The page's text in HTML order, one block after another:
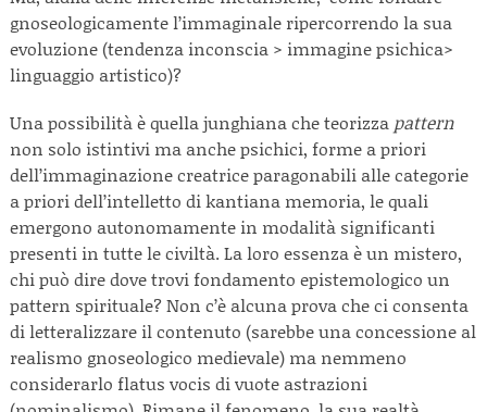
gnoseologicamente l’immaginale ripercorrendo la sua
evoluzione (tendenza inconscia > immagine psichica>
linguaggio artistico)?
Una possibilità è quella junghiana che teorizza pattern
non solo istintivi ma anche psichici, forme a priori
dell’immaginazione creatrice paragonabili alle categorie
a priori dell’intelletto di kantiana memoria, le quali
emergono autonomamente in modalità significanti
presenti in tutte le civiltà. La loro essenza è un mistero,
chi può dire dove trovi fondamento epistemologico un
pattern spirituale? Non c’è alcuna prova che ci consenta
di letteralizzare il contenuto (sarebbe una concessione al
realismo gnoseologico medievale) ma nemmeno
considerarlo flatus vocis di vuote astrazioni